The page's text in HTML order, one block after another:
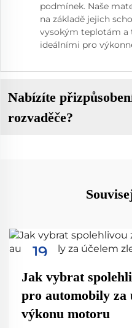
podmínek. Naše
na základě jejich
vysokým teplotám a
ideálními pro
Nabízíte
rozvaděče?
19
Jak vybrat
pro automobily za
výkonu motoru